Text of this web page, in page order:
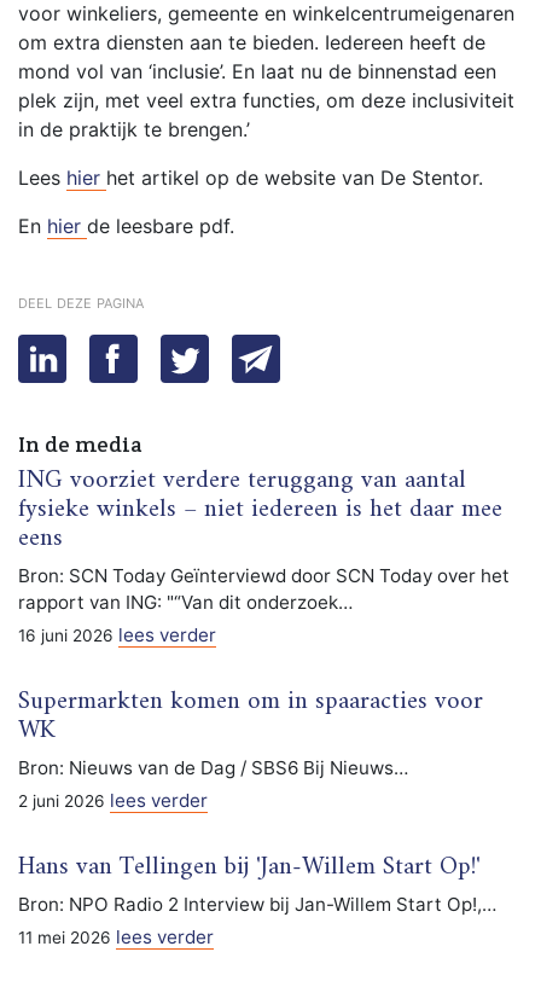
voor winkeliers, gemeente en winkelcentrumeigenaren
om extra diensten aan te bieden. Iedereen heeft de
mond vol van ‘inclusie’. En laat nu de binnenstad een
plek zijn, met veel extra functies, om deze inclusiviteit
in de praktijk te brengen.’
Lees hier het artikel op de website van De Stentor.
En hier de leesbare pdf.
deel deze pagina
In de media
ING voorziet verdere teruggang van aantal
fysieke winkels – niet iedereen is het daar mee
eens
Bron: SCN Today Geïnterviewd door SCN Today over het
rapport van ING: "“Van dit onderzoek…
16 juni 2026 lees verder
Supermarkten komen om in spaaracties voor
WK
Bron: Nieuws van de Dag / SBS6 Bij Nieuws…
2 juni 2026 lees verder
Hans van Tellingen bij 'Jan-Willem Start Op!'
Bron: NPO Radio 2 Interview bij Jan-Willem Start Op!,…
11 mei 2026 lees verder